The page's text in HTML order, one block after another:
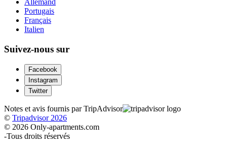
Allemand
Portugais
Français
Italien
Suivez-nous sur
Facebook
Instagram
Twitter
Notes et avis fournis par TripAdvisor
© Tripadvisor 2026
© 2026 Only-apartments.com
-Tous droits réservés